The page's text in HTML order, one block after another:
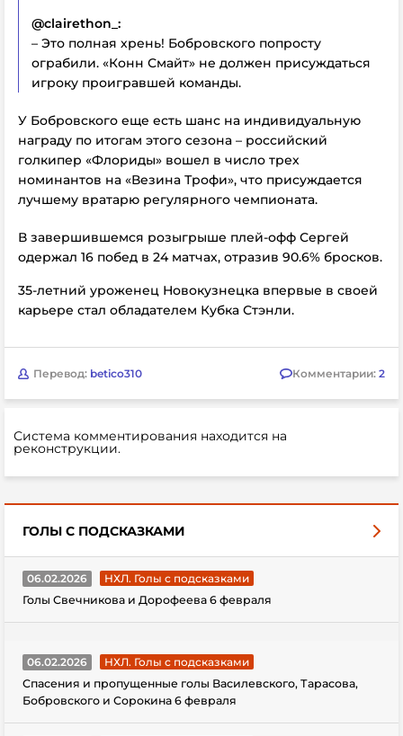
@clairethon_:
– Это полная хрень! Бобровского попросту
ограбили. «Конн Смайт» не должен присуждаться
игроку проигравшей команды.
У Бобровского еще есть шанс на индивидуальную
награду по итогам этого сезона – российский
голкипер «Флориды» вошел в число трех
номинантов на «Везина Трофи», что присуждается
лучшему вратарю регулярного чемпионата.
В завершившемся розыгрыше плей-офф Сергей
одержал 16 побед в 24 матчах, отразив 90.6% бросков.
35-летний уроженец Новокузнецка впервые в своей
карьере стал обладателем Кубка Стэнли.
Перевод: betico310 Комментарии: 2
Система комментирования находится на
реконструкции.
ГОЛЫ С ПОДСКАЗКАМИ
06.02.2026
НХЛ. Голы с подсказками
Голы Свечникова и Дорофеева 6 февраля
06.02.2026
НХЛ. Голы с подсказками
Спасения и пропущенные голы Василевского, Тарасова,
Бобровского и Сорокина 6 февраля